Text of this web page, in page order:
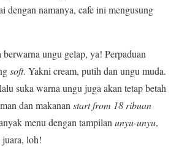
dengan namanya, cafe ini mengusung
ungu gelap, ya! Perpaduan
soft. Yakni cream, putih dan ungu muda.
suka warna ungu juga akan tetap betah
dan makananstart from 18 ribuan
menu dengan tampilanunyu-unyu,
juara, loh!